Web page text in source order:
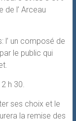
de l’ Arceau
l’ un composé de
le public qui
h 30.
ses choix et le
la remise des